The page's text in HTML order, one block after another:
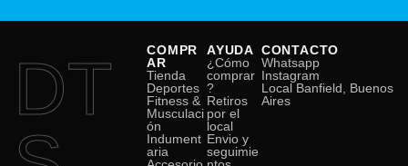
DT
COMPR
AR
Tienda
Deportes
Fitness &
Musculaci
ón
Indument
aria
AYUDA
¿Cómo
comprar
?
Retiros
por el
local
Envio y
seguimie
CONTACTO
Whatsapp
Instagram
Local Banfield, Buenos
Aires